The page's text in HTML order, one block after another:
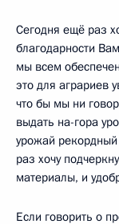
Сегодня ещё раз
благодарности
мы всем
это для аграриев
что бы мы ни
выдать на-гора
урожай
раз хочу
материалы, и
Если говорить о